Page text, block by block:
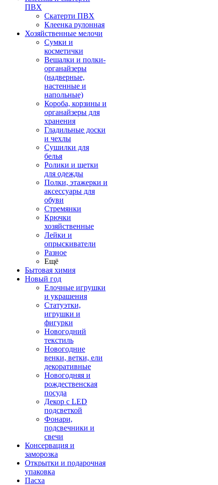
ПВХ
Скатерти ПВХ
Клеенка рулонная
Хозяйственные мелочи
Сумки и
косметички
Вешалки и полки-
органайзеры
(надверные,
настенные и
напольные)
Короба, корзины и
органайзеры для
хранения
Гладильные доски
и чехлы
Сушилки для
белья
Ролики и щетки
для одежды
Полки, этажерки и
аксессуары для
обуви
Стремянки
Крючки
хозяйственные
Лейки и
опрыскиватели
Разное
Ещё
Бытовая химия
Новый год
Елочные игрушки
и украшения
Статуэтки,
игрушки и
фигурки
Новогодний
текстиль
Новогодние
венки, ветки, ели
декоративные
Новогодняя и
рождественская
посуда
Декор с LED
подсветкой
Фонари,
подсвечники и
свечи
Консервация и
заморозка
Открытки и подарочная
упаковка
Пасха